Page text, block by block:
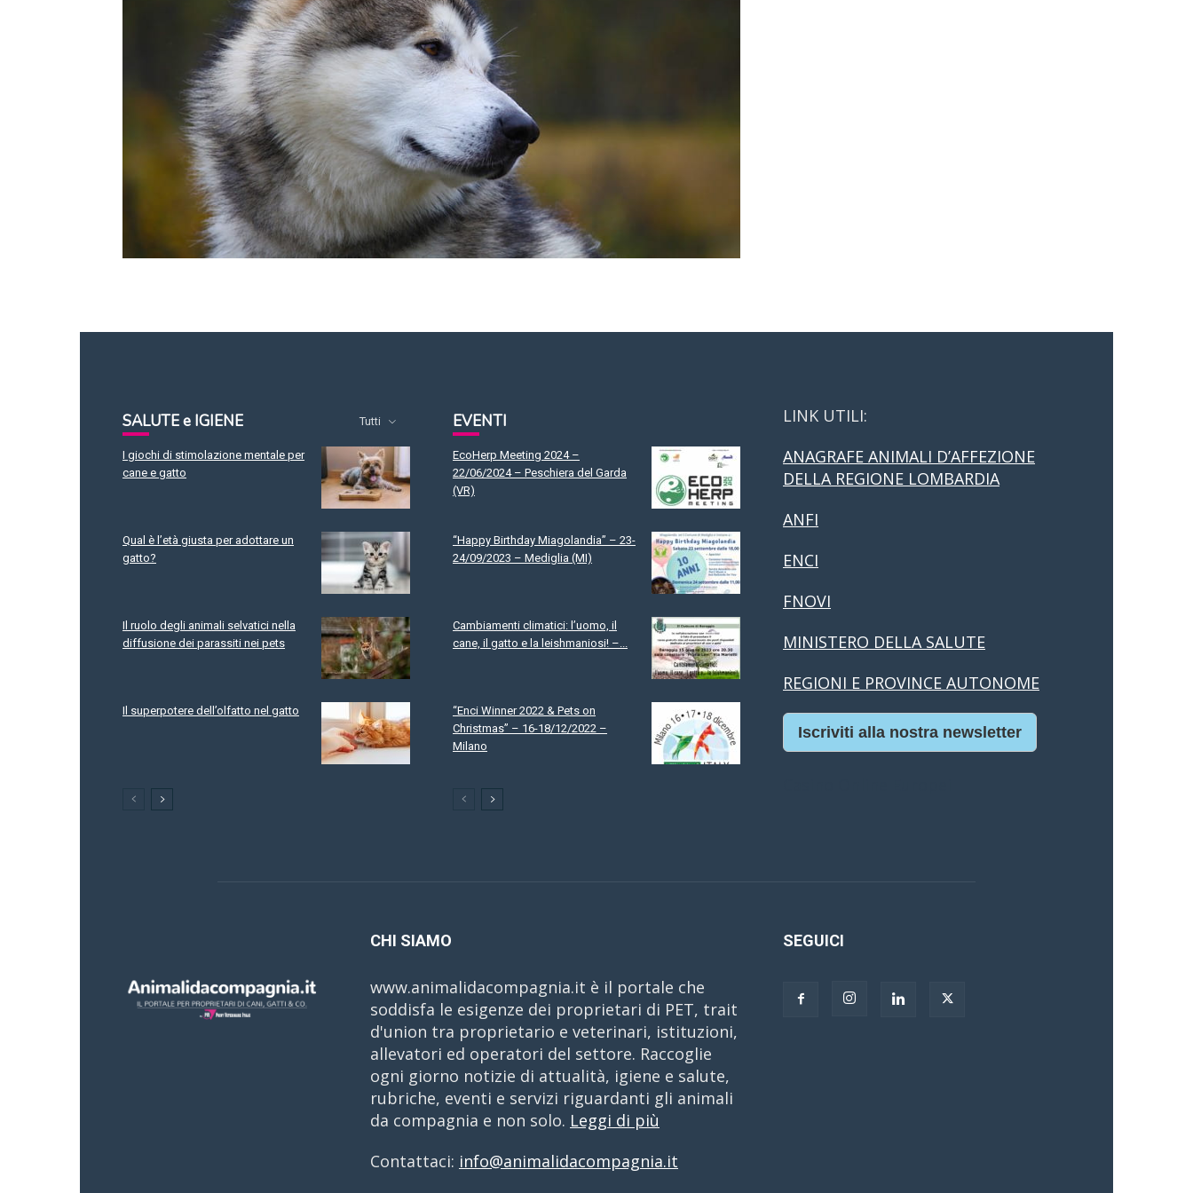
SALUTE e IGIENE Tutti
I giochi di stimolazione mentale per
cane e gatto
Qual è l’età giusta per adottare un
gatto?
Il ruolo degli animali selvatici nella
diffusione dei parassiti nei pets
Il superpotere dell’olfatto nel gatto
EVENTI
EcoHerp Meeting 2024 –
22/06/2024 – Peschiera del Garda
(VR)
“Happy Birthday Miagolandia” – 23-
24/09/2023 – Mediglia (MI)
Cambiamenti climatici: l’uomo, il
cane, il gatto e la leishmaniosi! –...
“Enci Winner 2022 & Pets on
Christmas” – 16-18/12/2022 –
Milano
LINK UTILI:
ANAGRAFE ANIMALI D’AFFEZIONE
DELLA REGIONE LOMBARDIA
ANFI
ENCI
FNOVI
MINISTERO DELLA SALUTE
REGIONI E PROVINCE AUTONOME
Iscriviti alla nostra newsletter
CHI SIAMO
www.animalidacompagnia.it è il portale che
soddisfa le esigenze dei proprietari di PET, trait
d'union tra proprietario e veterinari, istituzioni,
allevatori ed operatori del settore. Raccoglie
ogni giorno notizie di attualità, igiene e salute,
rubriche, eventi e servizi riguardanti gli animali
da compagnia e non solo. Leggi di più
Contattaci: info@animalidacompagnia.it
SEGUICI